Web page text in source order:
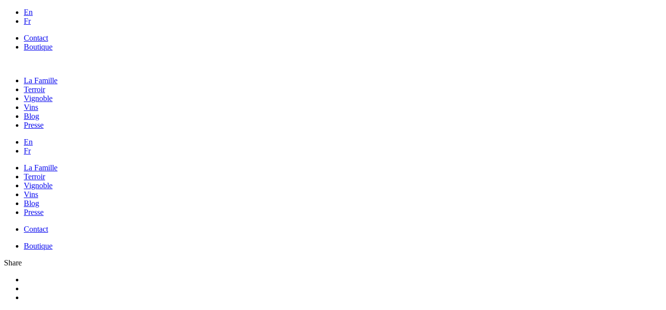
En
Fr
Contact
Boutique
La Famille
Terroir
Vignoble
Vins
Blog
Presse
En
Fr
La Famille
Terroir
Vignoble
Vins
Blog
Presse
Contact
Boutique
Share